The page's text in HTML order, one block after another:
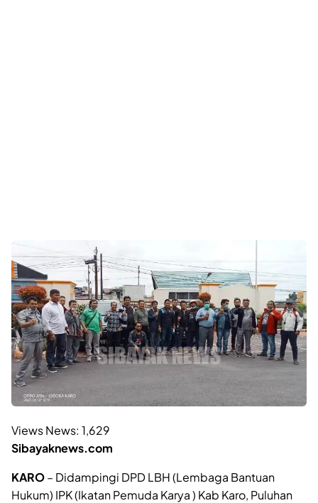
Views News: 1,629
Sibayaknews.com
KARO– Didampingi DPD LBH (Lembaga Bantuan
Hukum) IPK (Ikatan Pemuda Karya ) Kab Karo, Puluhan